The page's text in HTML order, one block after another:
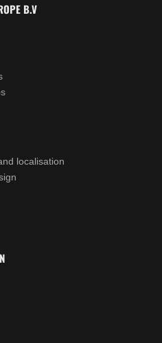
B.V
localisation